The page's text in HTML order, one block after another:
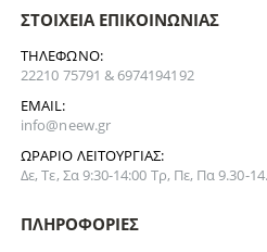
ΣΤΟΙΧΕΊΑ ΕΠΙΚΟΙΝΩΝΊΑΣ
ΤΗΛΈΦΩΝΟ:
22210 75791 & 6974194192
EMAIL:
info@neew.gr
ΩΡΆΡΙΟ ΛΕΙΤΟΥΡΓΊΑΣ:
Δε, Τε, Σα 9:30-14:00 Τρ, Πε, Πα 9.30-
ΠΛΗΡΟΦΟΡΊΕΣ